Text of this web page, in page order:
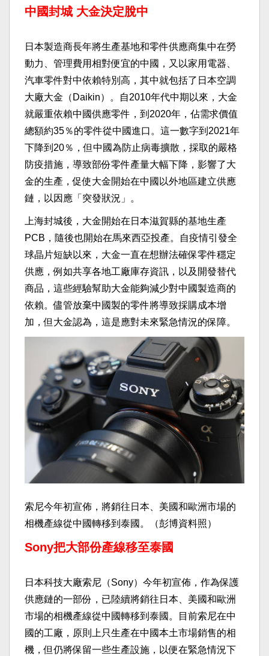
中國封城 大金決定脫中
日本製造商長年將生產基地和零件供應商集中在勞
動力、管理費用相對便宜的中國，又以家用電器、
汽車零件對中依賴特別高，其中就包括了日本空調
大廠大金（Daikin）。自2010年代中期以來，大金
就嚴重依賴中國供應零件，到2020年，佔需求價值
總額約35％的零件從中國進口。這一數字到2021年
下降到20％，但中國為防止病毒擴散，採取的嚴格
防疫措施，導致部份零件產量大幅下降，影響了大
金的生產，促使大金開始在中國以外地區建立供應
鏈，以因應「突發狀況」。
上海封城後，大金開始在日本滋賀縣的基地生產
PCB，隨後也開始在馬來西亞投產。自疫情引發全
球晶片短缺以來，大金一直在想辦法確保零件穩定
供應，例如共享各地工廠庫存資訊，以及開發替代
商品，這些經驗幫助大金能夠減少對中國製造商的
依賴。儘管放棄中國製的零件將導致採購成本增
加，但大金認為，這是應對未來緊急情況的保障。
索尼今年初宣佈，將銷往日本、美國和歐洲市場的
相機產線從中國轉移到泰國。（彭博資料照）
Sony把大部份產線移至泰國
日本科技大廠索尼（Sony）今年初宣佈，作為保護
供應鏈的一部份，已陸續將銷往日本、美國和歐洲
市場的相機產線從中國轉移到泰國。目前索尼在中
國的工廠，原則上只生產在中國本土市場銷售的相
機，但仍將保留一些生產設施，以便在緊急情況下